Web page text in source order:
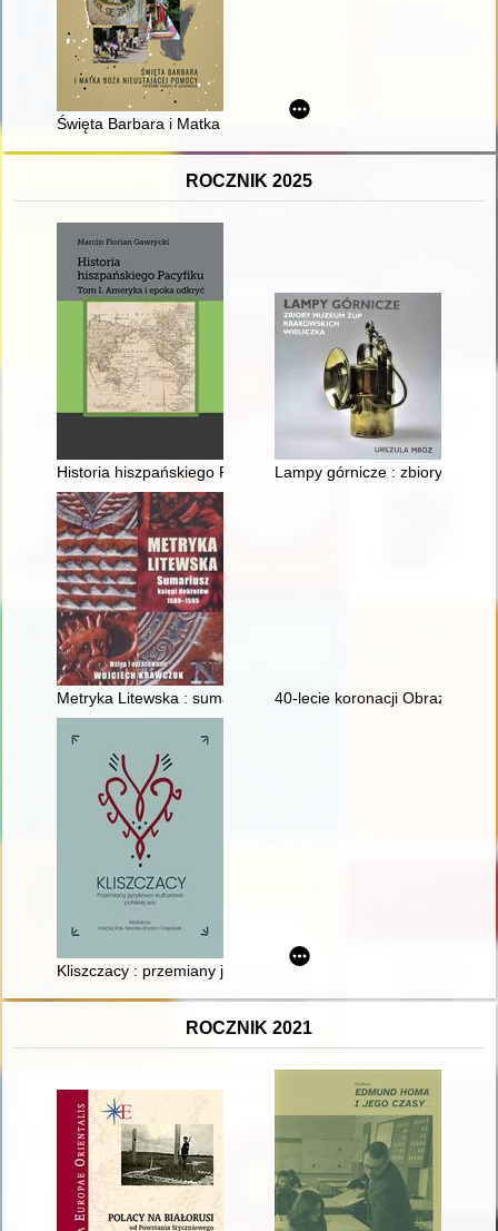
Święta Barbara i Matka Boża Nieustającej Pomocy Patronki
ROCZNIK 2025
Historia hiszpańskiego Pacyfiku. T. 1,Lampy górnicze : zbiory
Metryka Litewska : sumariusz księgi dekretów 1589-1595 :
40-lecie koronacji Obrazu
Kliszczacy : przemiany językowo-kulturowe polskiej wsi
ROCZNIK 2021